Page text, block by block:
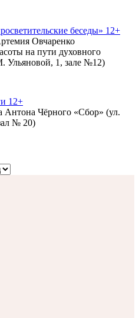
беседы» 12+
Овчаренко
на пути духовного
Ульяновой, 1, зале №12)
12+
Антона Чёрного «Сбор» (ул.
№ 20)